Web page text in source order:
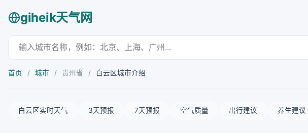
giheik天气网
首页 / 城市 / 贵州省 / 白云区城市介绍
白云区实时天气 3天预报 7天预报 空气质量 出行建议 养生建议